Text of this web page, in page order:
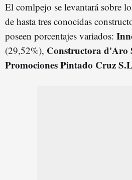
El comlpejo se levantará sobre
de hasta tres conocidas
poseen porcentajes variados:
(29,52%), Constructora d'Aro
Promociones Pintado Cruz